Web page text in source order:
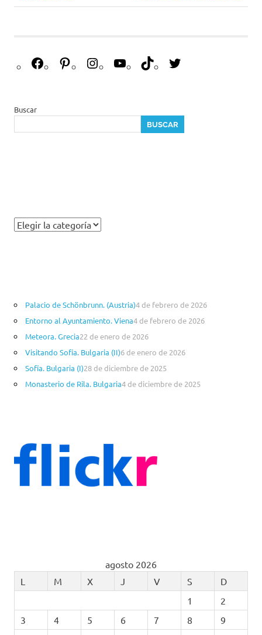
guias
Peloponeso
viajesenfamilia21
Buscar
BUSCAR
Palacio de Schönbrunn. (Austria)4 de febrero de 2026
Entorno al Ayuntamiento. Viena4 de febrero de 2026
Meteora. Grecia22 de enero de 2026
Visitando Sofía. Bulgaria (II)6 de enero de 2026
Sofía. Bulgaria (I)28 de diciembre de 2025
Monasterio de Rila. Bulgaria4 de diciembre de 2025
agosto 2026
L
M X J V S
D
1
2
3
4 5 6 7 8
9